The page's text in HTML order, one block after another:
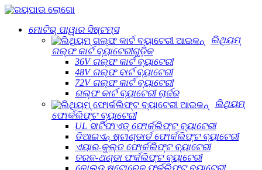
ମୋଟିଭ୍ ପାୱାର ସିଷ୍ଟମ୍ସ
ଲିଥିୟମ୍
ଗଲ୍ଫ କାର୍ଟ ବ୍ୟାଟେରୀଗୁଡ଼ିକ
36V ଗଲ୍ଫ କାର୍ଟ ବ୍ୟାଟେରୀ
48V ଗଲ୍ଫ ବାର୍ଟ ବ୍ୟାଟେରୀ
72V ଗଲ୍ଫ କାର୍ଟ ବ୍ୟାଟେରୀ
ଗଲ୍ଫ କାର୍ଟ ବ୍ୟାଟେରୀ ଚାର୍ଜର
ଲିଥିୟମ୍
ଫୋର୍କଲିଫ୍ଟ ବ୍ୟାଟେରୀ
UL ସାର୍ଟିଫାଏଡ୍ ଫୋର୍କଲିଫ୍ଟ ବ୍ୟାଟେରୀ
ଡିଆଇଏନ୍ ଷ୍ଟାଣ୍ଡାର୍ଡ ଫୋର୍କଲିଫ୍ଟ ବ୍ୟାଟେରୀ
ଏୟାର-କୁଲ୍ଡ ଫୋର୍କଲିଫ୍ଟ ବ୍ୟାଟେରୀ
ତରଳ-ଥଣ୍ଡା ଫର୍କଲିଫ୍ଟ ବ୍ୟାଟେରୀ
କୋଲ୍ଡ ଷ୍ଟୋରେଜ୍ ଫର୍କଲିଫ୍ଟ ବ୍ୟାଟେରୀ